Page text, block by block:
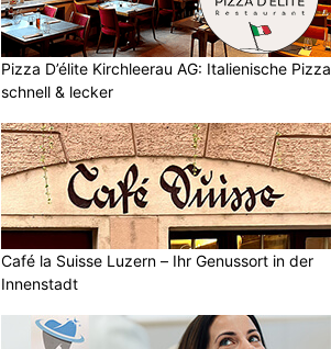
Pizza D’élite Kirchleerau AG: Italienische Pizza
schnell & lecker
Café la Suisse Luzern – Ihr Genussort in der
Innenstadt